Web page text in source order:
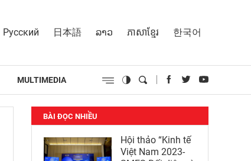
Русский 日本語 ລາວ ភាសាខ្មែរ 한국어
MULTIMEDIA
BÀI ĐỌC NHIỀU
Hội thảo “Kinh tế
Việt Nam 2023-